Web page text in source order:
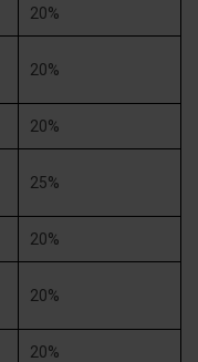
20%
20%
20%
25%
20%
20%
20%